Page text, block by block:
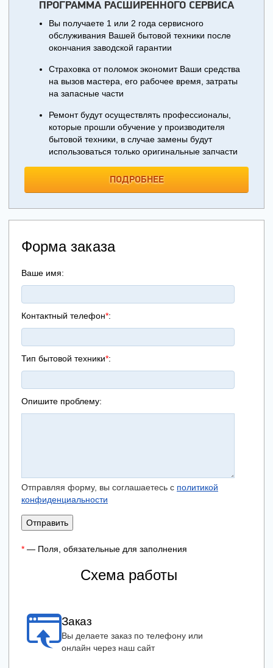
ПРОГРАММА РАСШИРЕННОГО СЕРВИСА
Вы получаете 1 или 2 года сервисного
обслуживания Вашей бытовой техники после
окончания заводской гарантии
Страховка от поломок экономит Ваши средства
на вызов мастера, его рабочее время, затраты
на запасные части
Ремонт будут осуществлять профессионалы,
которые прошли обучение у производителя
бытовой техники, в случае замены будут
использоваться только оригинальные запчасти
ПОДРОБНЕЕ
Форма заказа
Ваше имя:
Контактный телефон*:
Тип бытовой техники*:
Опишите проблему:
Отправляя форму, вы соглашаетесь с политикой
конфиденциальности
Отправить
* — Поля, обязательные для заполнения
Схема работы
Заказ
Вы делаете заказ по телефону или
онлайн через наш сайт